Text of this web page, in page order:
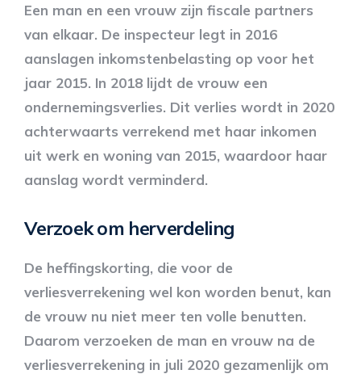
Een man en een vrouw zijn fiscale partners
van elkaar. De inspecteur legt in 2016
aanslagen inkomstenbelasting op voor het
jaar 2015. In 2018 lijdt de vrouw een
ondernemingsverlies. Dit verlies wordt in 2020
achterwaarts verrekend met haar inkomen
uit werk en woning van 2015, waardoor haar
aanslag wordt verminderd.
Verzoek om herverdeling
De heffingskorting, die voor de
verliesverrekening wel kon worden benut, kan
de vrouw nu niet meer ten volle benutten.
Daarom verzoeken de man en vrouw na de
verliesverrekening in juli 2020 gezamenlijk om